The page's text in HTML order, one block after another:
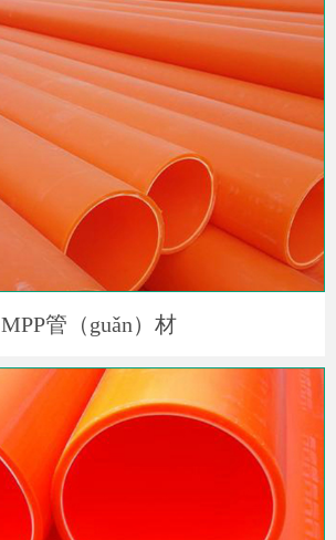
MPP管（guǎn）材